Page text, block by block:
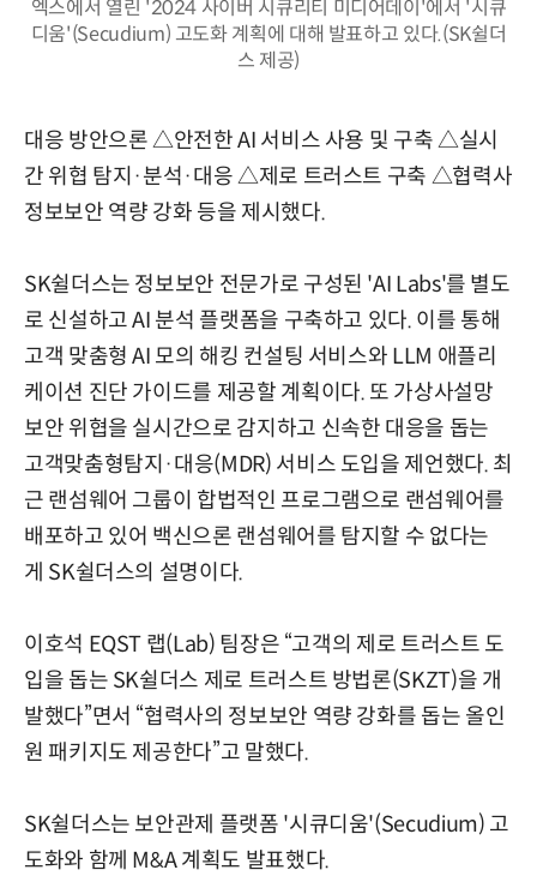
엑스에서 열린 '2024 사이버 시큐리티 미디어데이'에서 '시큐
디움'(Secudium) 고도화 계획에 대해 발표하고 있다.(SK쉴더
스 제공)
대응 방안으론 △안전한 AI 서비스 사용 및 구축 △실시
간 위협 탐지·분석·대응 △제로 트러스트 구축 △협력사
정보보안 역량 강화 등을 제시했다.
SK쉴더스는 정보보안 전문가로 구성된 'AI Labs'를 별도
로 신설하고 AI 분석 플랫폼을 구축하고 있다. 이를 통해
고객 맞춤형 AI 모의 해킹 컨설팅 서비스와 LLM 애플리
케이션 진단 가이드를 제공할 계획이다. 또 가상사설망
보안 위협을 실시간으로 감지하고 신속한 대응을 돕는
고객맞춤형탐지·대응(MDR) 서비스 도입을 제언했다. 최
근 랜섬웨어 그룹이 합법적인 프로그램으로 랜섬웨어를
배포하고 있어 백신으론 랜섬웨어를 탐지할 수 없다는
게 SK쉴더스의 설명이다.
이호석 EQST 랩(Lab) 팀장은 “고객의 제로 트러스트 도
입을 돕는 SK쉴더스 제로 트러스트 방법론(SKZT)을 개
발했다”면서 “협력사의 정보보안 역량 강화를 돕는 올인
원 패키지도 제공한다”고 말했다.
SK쉴더스는 보안관제 플랫폼 '시큐디움'(Secudium) 고
도화와 함께 M&A 계획도 발표했다.